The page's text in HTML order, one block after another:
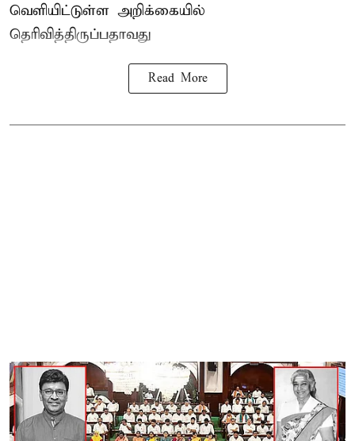
வெளியிட்டுள்ள அறிக்கையில்
தெரிவித்திருப்பதாவது
Read More